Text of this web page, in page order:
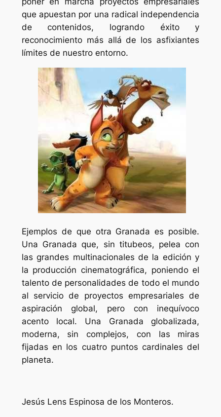
que apuestan por una radical independencia
de contenidos, logrando éxito y
reconocimiento más allá de los asfixiantes
límites de nuestro entorno.
Ejemplos de que otra Granada es posible.
Una Granada que, sin titubeos, pelea con
las grandes multinacionales de la edición y
la producción cinematográfica, poniendo el
talento de personalidades de todo el mundo
al servicio de proyectos empresariales de
aspiración global, pero con inequívoco
acento local. Una Granada globalizada,
moderna, sin complejos, con las miras
fijadas en los cuatro puntos cardinales del
planeta.
Jesús Lens Espinosa de los Monteros.